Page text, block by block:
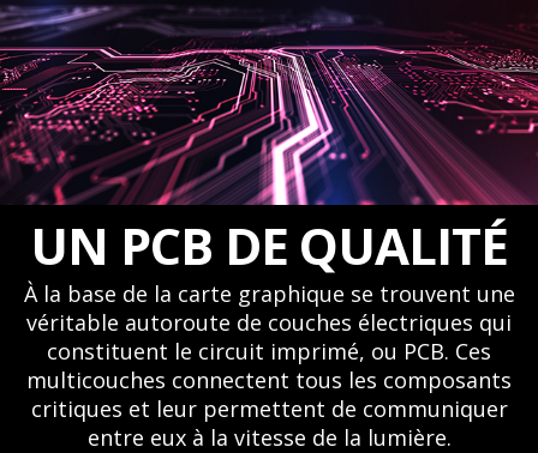
UN PCB DE QUALITÉ
À la base de la carte graphique se trouvent une
véritable autoroute de couches électriques qui
constituent le circuit imprimé, ou PCB. Ces
multicouches connectent tous les composants
critiques et leur permettent de communiquer
entre eux à la vitesse de la lumière.